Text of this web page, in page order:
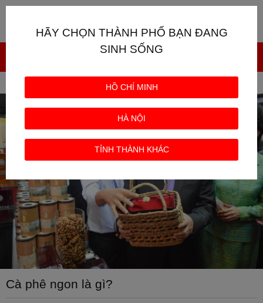
TIN TỨC Cà phê ngon là gì?
Cà phê ngon là gì?
HÃY CHỌN THÀNH PHỐ BẠN ĐANG
SINH SỐNG
HỒ CHÍ MINH
HÀ NỘI
TỈNH THÀNH KHÁC